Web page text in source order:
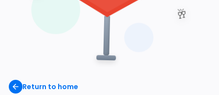
Return to home
🥂